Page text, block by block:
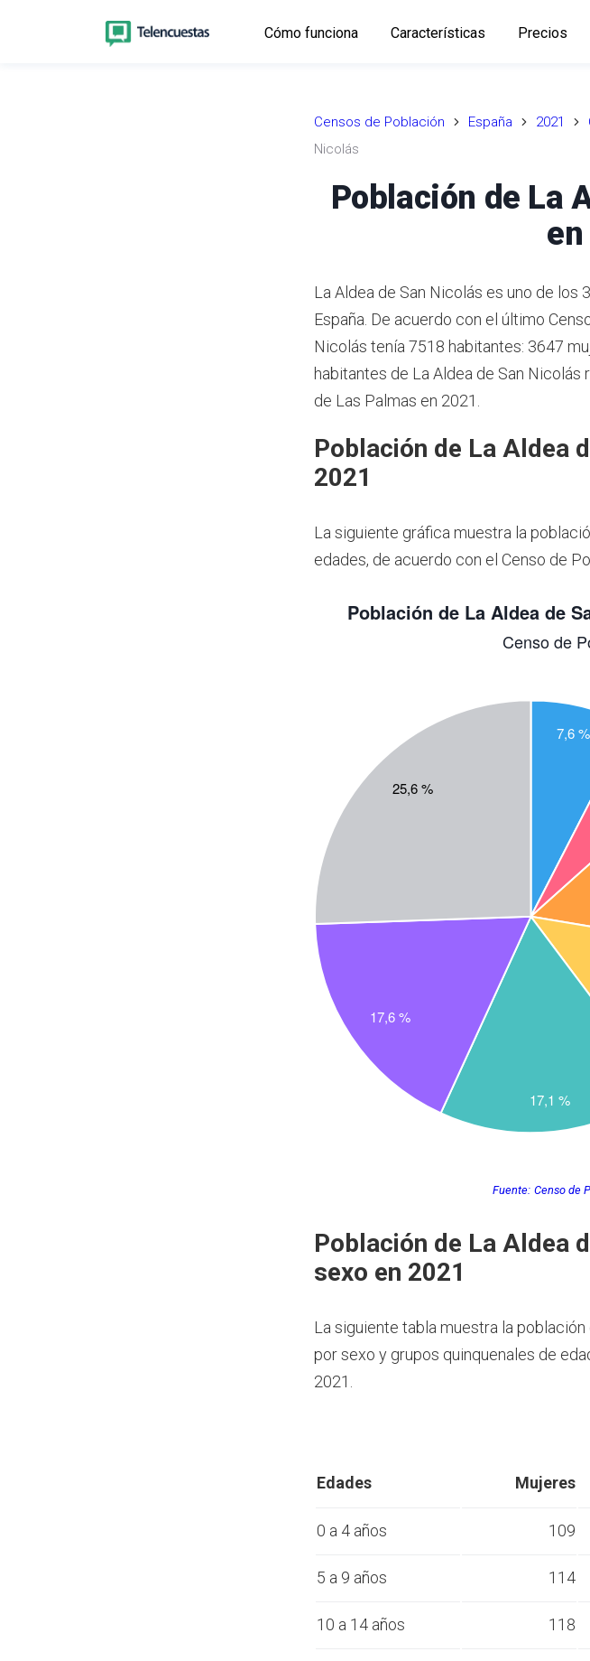
Cómo funciona Características Precios
Censos de Población España 2021
Nicolás
Población de La
en
La Aldea de San Nicolás es uno de los
España. De acuerdo con el último
Nicolás tenía 7518 habitantes: 3647
habitantes de La Aldea de San
de Las Palmas en 2021.
Población de La Aldea
2021
La siguiente gráfica muestra la
edades, de acuerdo con el Censo de
Fuente: Censo de
Población de La Aldea
sexo en 2021
La siguiente tabla muestra la
por sexo y grupos quinquenales de
2021.
Edades Mujeres
0 a 4 años 109
5 a 9 años 114
10 a 14 años 118